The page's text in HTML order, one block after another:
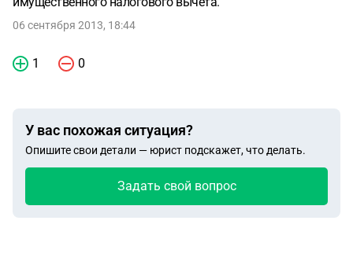
06 сентября 2013, 18:44
1 0
У вас похожая ситуация?
Опишите свои детали — юрист подскажет, что делать.
Задать свой вопрос